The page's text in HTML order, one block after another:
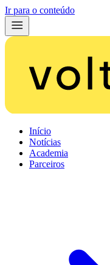
Ir para o conteúdo
Início
Notícias
Academia
Parceiros